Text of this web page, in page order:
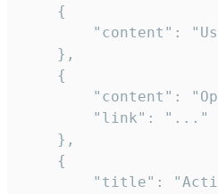
    {
"content":
    },
    {
"content":
        "link": "..."
    },
    {
"title":